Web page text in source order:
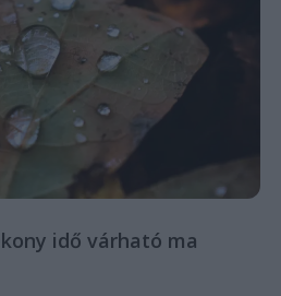
idő várható ma